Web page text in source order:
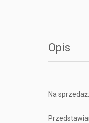
Opis
Na